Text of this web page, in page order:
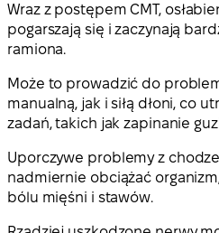
Wraz z postępem CMT,
pogarszają się i zaczynają
ramiona.
Może to prowadzić do
manualną, jak i siłą dłoni, co
zadań, takich jak zapinanie
Uporczywe problemy z
nadmiernie obciążać
bólu mięśni i stawów.